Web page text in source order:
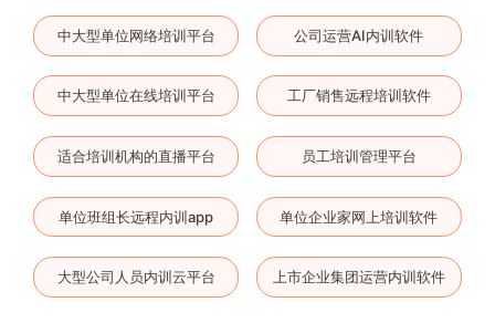
中大型单位网络培训平台 公司运营AI内训软件
中大型单位在线培训平台 工厂销售远程培训软件
适合培训机构的直播平台 员工培训管理平台
单位班组长远程内训app 单位企业家网上培训软件
大型公司人员内训云平台 上市企业集团运营内训软件